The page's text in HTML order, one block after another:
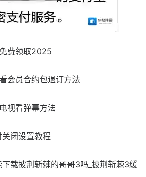
费领取2025
会员合约包退订方法
视看弹幕方法
关闭设置教程
载披荆斩棘的哥哥3吗_披荆斩棘3缓